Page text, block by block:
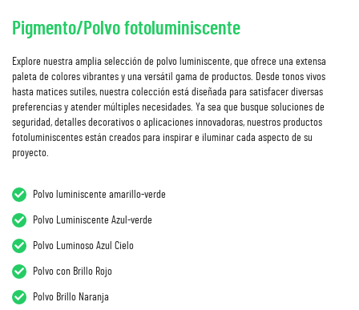
Pigmento/Polvo fotoluminiscente
Explore nuestra amplia selección de polvo luminiscente, que ofrece una extensa
paleta de colores vibrantes y una versátil gama de productos. Desde tonos vivos
hasta matices sutiles, nuestra colección está diseñada para satisfacer diversas
preferencias y atender múltiples necesidades. Ya sea que busque soluciones de
seguridad, detalles decorativos o aplicaciones innovadoras, nuestros productos
fotoluminiscentes están creados para inspirar e iluminar cada aspecto de su
proyecto.
Polvo luminiscente amarillo-verde
Polvo Luminiscente Azul-verde
Polvo Luminoso Azul Cielo
Polvo con Brillo Rojo
Polvo Brillo Naranja